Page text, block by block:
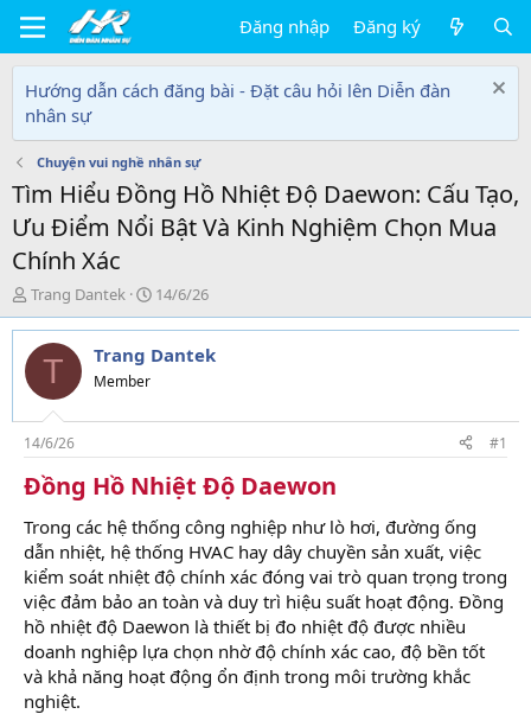
Đăng nhập Đăng ký
Hướng dẫn cách đăng bài - Đặt câu hỏi lên Diễn đàn
nhân sự
Chuyện vui nghề nhân sự
Tìm Hiểu Đồng Hồ Nhiệt Độ Daewon: Cấu Tạo,
Ưu Điểm Nổi Bật Và Kinh Nghiệm Chọn Mua
Chính Xác
T
h
r
e
d
s
t
a
r
e
r
Trang Dantek
N
g
à
y
i
14/6/26
T Trang Dantek
Member
14/6/26 #1
Đồng Hồ Nhiệt Độ Daewon
Trong các hệ thống công nghiệp như lò hơi, đường ống
dẫn nhiệt, hệ thống HVAC hay dây chuyền sản xuất, việc
kiểm soát nhiệt độ chính xác đóng vai trò quan trọng trong
việc đảm bảo an toàn và duy trì hiệu suất hoạt động. Đồng
hồ nhiệt độ Daewon là thiết bị đo nhiệt độ được nhiều
doanh nghiệp lựa chọn nhờ độ chính xác cao, độ bền tốt
và khả năng hoạt động ổn định trong môi trường khắc
nghiệt.